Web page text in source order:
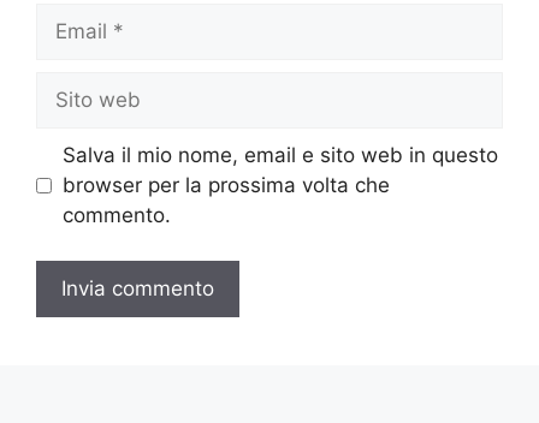
web
Salva il mio nome, email e sito web in questo
browser per la prossima volta che
commento.